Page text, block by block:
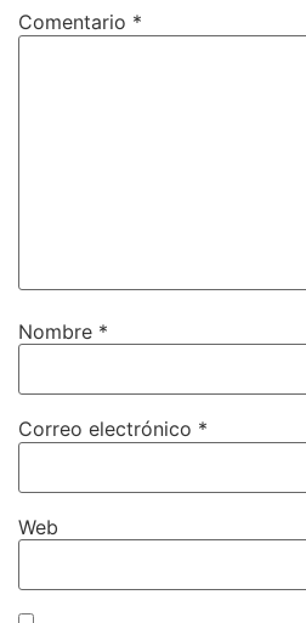
Comentario *
Nombre *
Correo electrónico *
Web